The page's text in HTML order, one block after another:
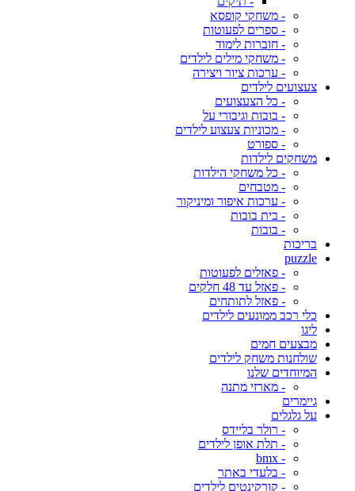
- משחקי קופסא
- ספרים לפעוטות
- חוברות לימוד
- משחקי מילים לילדים
- ערכות ציור ויצירה
צעצועים לילדים
- כל הצעצועים
- בובות וגיבורי על
- מכוניות צעצוע לילדים
- ספורט
משחקים לילדות
- כל משחקי הילדות
- מטבחים
- ערכות איפור ומיניקור
- בית בובות
- בובות
בריכות
puzzle
- פאזלים לפעוטות
- פאזל עד 48 חלקים
- פאזל לתותחים
כלי רכב ממונעים לילדים
ליגו
מבצעים חמים
שולחנות משחק לילדים
המיוחדים שלנו
- מארזי מתנה
גיימרים
על גלגלים
- רולר בליידס
- תלת אופן לילדים
- bmx
- בלעדי באתר
- קורקינטים לילדים